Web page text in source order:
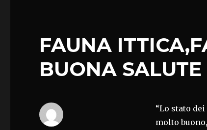
FAUNA
BUONA SALUTE
“Lo stato
molto